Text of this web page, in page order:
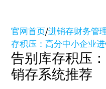
官网首页/进销存财务管
存积压：高分中小企业
告别库存积压
销存系统推荐